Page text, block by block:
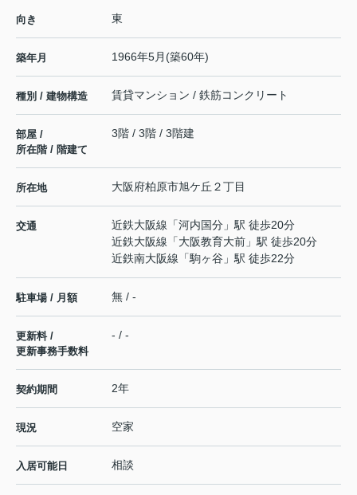
向き 東
築年月 1966年5月(築60年)
種別 / 建物構造 賃貸マンション / 鉄筋コンクリート
部屋 /
所在階 / 階建て
3階 / 3階 / 3階建
所在地 大阪府柏原市旭ケ丘 ２丁目
交通 近鉄大阪線 「河内国分 」駅 徒歩20分
近鉄大阪線 「大阪教育大前 」駅 徒歩20分
近鉄南大阪線 「駒ヶ谷 」駅 徒歩22分
駐車場 / 月額 無 / -
更新料 /
更新事務手数料
- / -
契約期間 2年
現況 空家
入居可能日 相談